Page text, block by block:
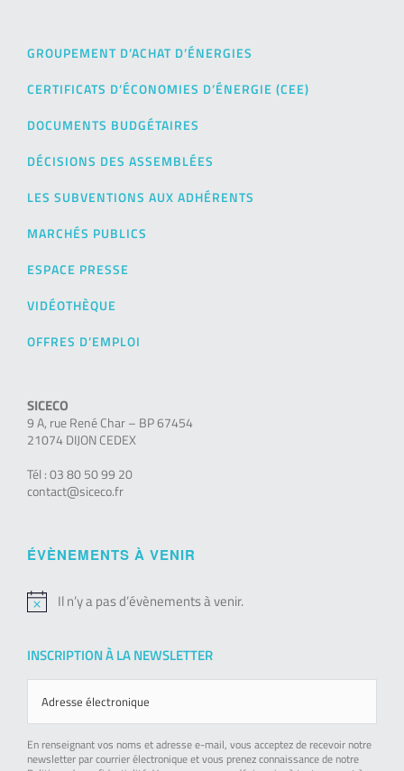
GROUPEMENT D’ACHAT D’ÉNERGIES
CERTIFICATS D’ÉCONOMIES D’ÉNERGIE (CEE)
DOCUMENTS BUDGÉTAIRES
DÉCISIONS DES ASSEMBLÉES
LES SUBVENTIONS AUX ADHÉRENTS
MARCHÉS PUBLICS
ESPACE PRESSE
VIDÉOTHÈQUE
OFFRES D’EMPLOI
SICECO
9 A, rue René Char – BP 67454
21074 DIJON CEDEX
Tél : 03 80 50 99 20
contact@siceco.fr
ÉVÈNEMENTS À VENIR
Notice
Il n’y a pas d’évènements à venir.
INSCRIPTION À LA NEWSLETTER
En renseignant vos noms et adresse e-mail, vous acceptez de recevoir notre
newsletter par courrier électronique et vous prenez connaissance de notre